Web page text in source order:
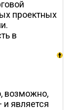
проектных
в
возможно,
является